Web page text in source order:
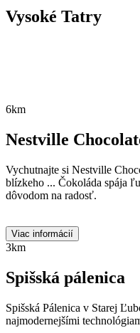
Vysoké Tatry
6km
Nestville
Vychutnajte si Nestville
blízkeho ... Čokoláda spája
dôvodom na radosť.
Viac informácií
3km
Spišská pálenica
Spišská Pálenica v Starej
najmodernejšími